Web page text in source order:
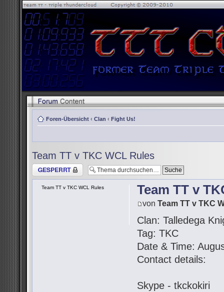
Foren-Übersicht ‹ Clan ‹ Fight Us!
Team TT v TKC WCL Rules
Thema gesperrt
Team TT v
vonTeam TT v TKC
Clan: Talledega
Tag: TKC
Date & Time:
Contact details:
Skype - tkckokiri
Team TT v TKC WCL Rules